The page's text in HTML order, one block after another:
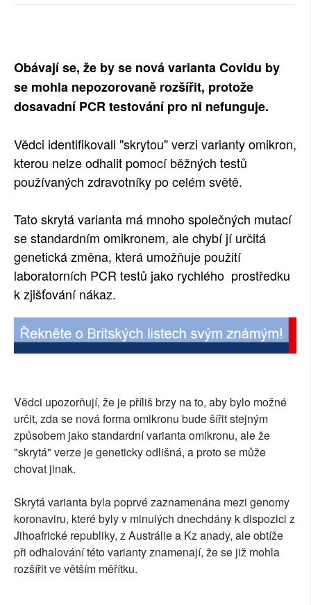
PLNÁ VERZE STRÁNEK
Obávají se, že by se nová varianta Covidu by
se mohla nepozorovaně rozšířit, protože
dosavadní PCR testování pro ni nefunguje.
Vědci identifikovali "skrytou" verzi varianty omikron,
kterou nelze odhalit pomocí běžných testů
používaných zdravotníky po celém světě.
Tato skrytá varianta má mnoho společných mutací
se standardním omikronem, ale chybí jí určitá
genetická změna, která umožňuje použití
laboratorních PCR testů jako rychlého prostředku
k zjišťování nákaz.
Vědci upozorňují, že je příliš brzy na to, aby bylo možné
určit, zda se nová forma omikronu bude šířit stejným
způsobem jako standardní varianta omikronu, ale že
"skrytá" verze je geneticky odlišná, a proto se může
chovat jinak.
Skrytá varianta byla poprvé zaznamenána mezi genomy
koronaviru, které byly v minulých dnechdány k dispozici z
Jihoafrické republiky, z Austrálie a Kz anady, ale obtíže
při odhalování této varianty znamenají, že se již mohla
rozšířit ve větším měřítku.